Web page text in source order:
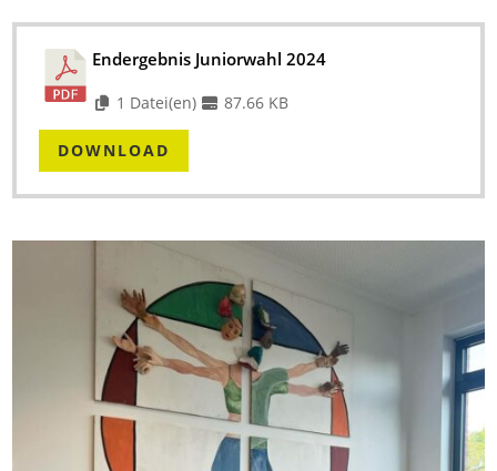
Endergebnis Juniorwahl 2024
1 Datei(en) 87.66 KB
DOWNLOAD